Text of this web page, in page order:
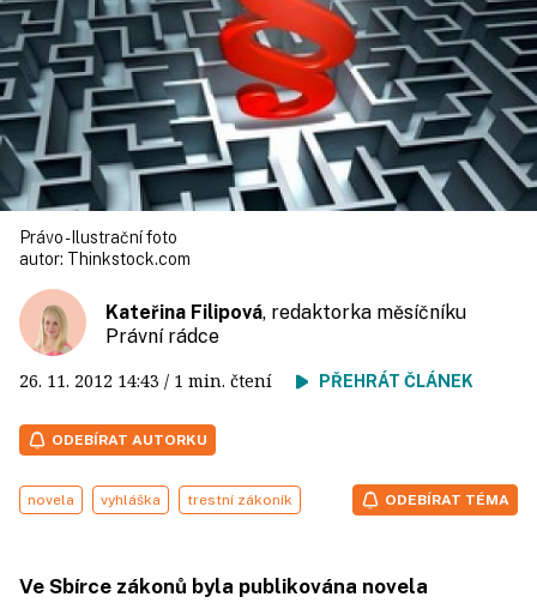
Právo - Ilustrační foto
autor: Thinkstock.com
Kateřina Filipová, redaktorka měsíčníku
Právní rádce
26. 11. 2012 14:43 / 1 min. čtení PŘEHRÁT ČLÁNEK
ODEBÍRAT AUTORKU
novela vyhláška trestní zákoník ODEBÍRAT TÉMA
Ve Sbírce zákonů byla publikována novela